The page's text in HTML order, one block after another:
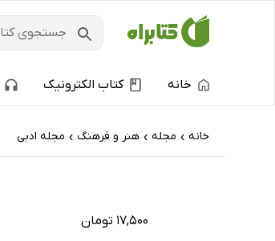
خانه کتاب الکترونیک
خانه › مجله › هنر و فرهنگ › مجله ادبی
۱۷,۵۰۰ تومان